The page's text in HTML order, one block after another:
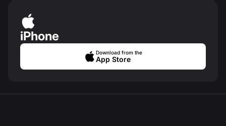
iPhone
Download from the
App Store